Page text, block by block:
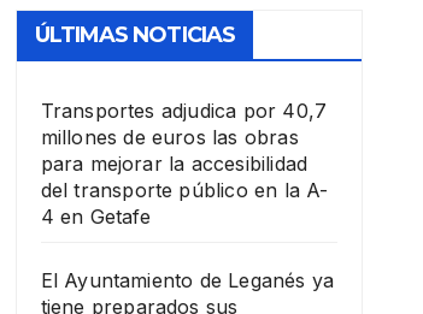
ÚLTIMAS NOTICIAS
Transportes adjudica por 40,7
millones de euros las obras
para mejorar la accesibilidad
del transporte público en la A-
4 en Getafe
El Ayuntamiento de Leganés ya
tiene preparados sus